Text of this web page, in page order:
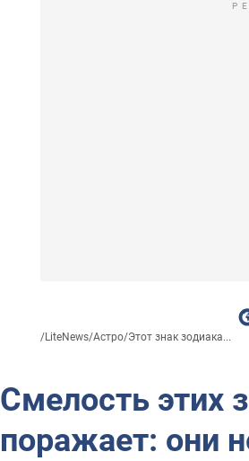
/LiteNews/Астро/Этот знак зодиака...
Смелость этих
поражает: они